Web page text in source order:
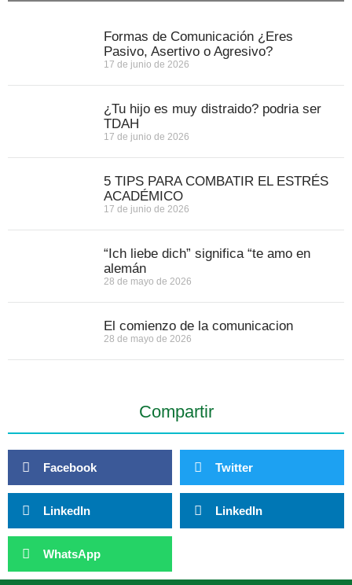
Formas de Comunicación ¿Eres
Pasivo, Asertivo o Agresivo?
17 de junio de 2026
¿Tu hijo es muy distraido? podria ser
TDAH
17 de junio de 2026
5 TIPS PARA COMBATIR EL ESTRÉS
ACADÉMICO
17 de junio de 2026
“Ich liebe dich” significa “te amo en
alemán
28 de mayo de 2026
El comienzo de la comunicacion
28 de mayo de 2026
Compartir
Facebook Twitter
LinkedIn LinkedIn
WhatsApp